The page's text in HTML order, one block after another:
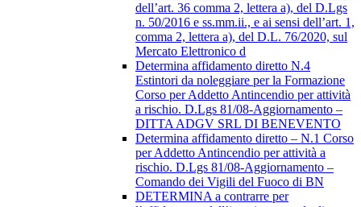
dell’art. 36 comma 2, lettera a), del D.Lgs
n. 50/2016 e ss.mm.ii., e ai sensi dell’art. 1,
comma 2, lettera a), del D.L. 76/2020, sul
Mercato Elettronico d
Determina affidamento diretto N.4
Estintori da noleggiare per la Formazione
Corso per Addetto Antincendio per attività
a rischio. D.Lgs 81/08-Aggiornamento –
DITTA ADGV SRL DI BENEVENTO
Determina affidamento diretto – N.1 Corso
per Addetto Antincendio per attività a
rischio. D.Lgs 81/08-Aggiornamento –
Comando dei Vigili del Fuoco di BN
DETERMINA a contrarre per